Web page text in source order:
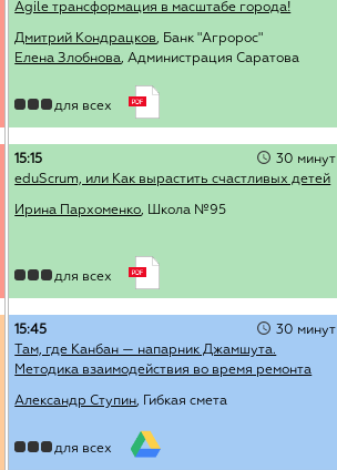
Agile трансформация в масштабе города!
Дмитрий Кондрацков, Банк "Агророс"
Елена Злобнова, Администрация Саратова
для всех
15:15
30 минут
eduScrum, или Как вырастить счастливых детей
Ирина Пархоменко, Школа №95
для всех
15:45
30 минут
Там, где Канбан — напарник Джамшута.
Методика взаимодействия во время ремонта
Александр Ступин, Гибкая смета
для всех